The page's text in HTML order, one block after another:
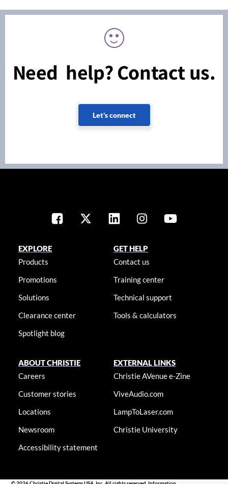
Need help? Contact us.
Let's connect
EXPLORE
Products
Promotions
Solutions
Clearance center
Spotlight blog
GET HELP
Contact us
Training center
Technical support
Tools & calculators
ABOUT CHRISTIE
Careers
Customer stories
Locations
Newsroom
Accessibility statement
EXTERNAL LINKS
Christie AVenue e-Zine
ViveAudio.com
LampToLaser.com
Christie University